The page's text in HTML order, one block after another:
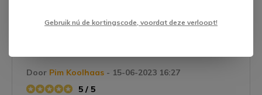
Door Pim Koolhaas - 15-06-2023 16:27
5 / 5
Gebruik nú de kortingscode, voordat deze verloopt!